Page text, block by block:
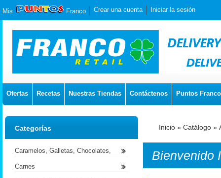
Mis Franco Crear una cuenta Iniciar la sesión
Ofertas Recetas Nuestras Tiendas Contáctenos Puntos Franco
Inicio » Catálogo »
Bienvenido
Categorías
Caramelos, Galletas, Chocolates,
Carnes